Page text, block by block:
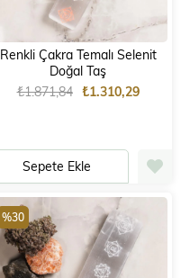
Renkli Çakra Temalı Selenit
Doğal Taş
₺1.310,29
₺1.871,84
Sepete Ekle
%30